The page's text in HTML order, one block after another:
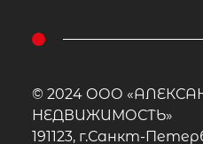
© 2024 ООО
НЕДВИЖИМОСТЬ»
191123, г.Санкт-